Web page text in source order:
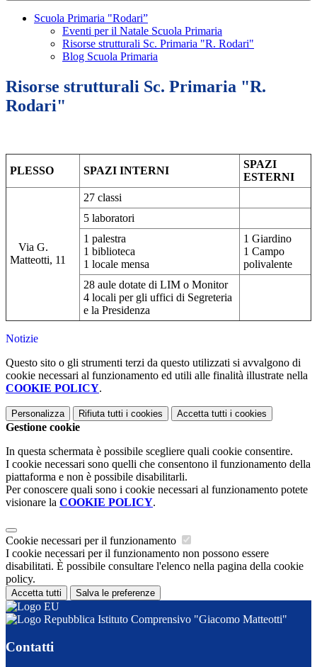
Scuola Primaria "Rodari”
Eventi per il Natale Scuola Primaria
Risorse strutturali Sc. Primaria "R. Rodari"
Blog Scuola Primaria
Risorse strutturali Sc. Primaria "R.
Rodari"
PLESSO SPAZI INTERNI
SPAZI
ESTERNI
Via G.
Matteotti, 11
27 classi
5 laboratori
1 palestra
1 biblioteca
1 locale mensa
1 Giardino
1 Campo
polivalente
28 aule dotate di LIM o Monitor
4 locali per gli uffici di Segreteria
e la Presidenza
Notizie
Questo sito o gli strumenti terzi da questo utilizzati si avvalgono di
cookie necessari al funzionamento ed utili alle finalità illustrate nella
COOKIE POLICY.
Personalizza Rifiuta tutti i cookies Accetta tutti i cookies
Gestione cookie
In questa schermata è possibile scegliere quali cookie consentire.
I cookie necessari sono quelli che consentono il funzionamento della
piattaforma e non è possibile disabilitarli.
Per conoscere quali sono i cookie necessari al funzionamento potete
visionare la COOKIE POLICY.
Cookie necessari per il funzionamento
I cookie necessari per il funzionamento non possono essere
disabilitati. È possibile consultare l'elenco nella pagina della cookie
policy.
Accetta tutti Salva le preferenze
Istituto Comprensivo "Giacomo Matteotti"
Contatti